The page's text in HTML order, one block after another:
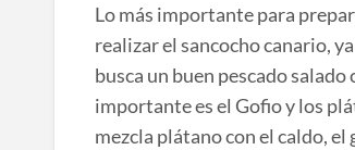
Lo más importante para
realizar el sancocho canario,
busca un buen pescado
importante es el Gofio y los
mezcla plátano con el caldo,